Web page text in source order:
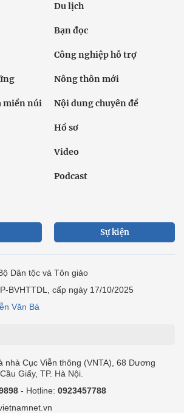
Du lịch
Bạn đọc
Công nghiệp hỗ trợ
Nông thôn mới
miền núi Nội dung chuyên đề
Hồ sơ
Video
Podcast
Sự kiện
Dân tộc và Tôn giáo
BVHTTDL, cấp ngày 17/10/2025
Văn Bá
nhà Cục Viễn thông (VNTA), 68 Dương
Giấy, TP. Hà Nội.
- Hotline: 0923457788